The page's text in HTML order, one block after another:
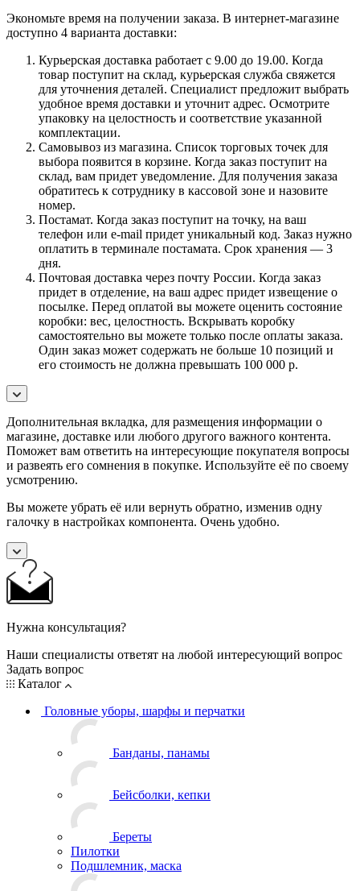
Экономьте время на получении заказа. В интернет-магазине
доступно 4 варианта доставки:
Курьерская доставка работает с 9.00 до 19.00. Когда
товар поступит на склад, курьерская служба свяжется
для уточнения деталей. Специалист предложит выбрать
удобное время доставки и уточнит адрес. Осмотрите
упаковку на целостность и соответствие указанной
комплектации.
Самовывоз из магазина. Список торговых точек для
выбора появится в корзине. Когда заказ поступит на
склад, вам придет уведомление. Для получения заказа
обратитесь к сотруднику в кассовой зоне и назовите
номер.
Постамат. Когда заказ поступит на точку, на ваш
телефон или e-mail придет уникальный код. Заказ нужно
оплатить в терминале постамата. Срок хранения — 3
дня.
Почтовая доставка через почту России. Когда заказ
придет в отделение, на ваш адрес придет извещение о
посылке. Перед оплатой вы можете оценить состояние
коробки: вес, целостность. Вскрывать коробку
самостоятельно вы можете только после оплаты заказа.
Один заказ может содержать не больше 10 позиций и
его стоимость не должна превышать 100 000 р.
Дополнительная вкладка, для размещения информации о
магазине, доставке или любого другого важного контента.
Поможет вам ответить на интересующие покупателя вопросы
и развеять его сомнения в покупке. Используйте её по своему
усмотрению.
Вы можете убрать её или вернуть обратно, изменив одну
галочку в настройках компонента. Очень удобно.
Нужна консультация?
Наши специалисты ответят на любой интересующий вопрос
Задать вопрос
Каталог
Головные уборы, шарфы и перчатки
Банданы, панамы
Бейсболки, кепки
Береты
Пилотки
Подшлемник, маска